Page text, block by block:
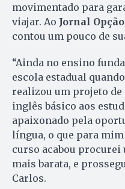
movimentado para
viajar. Ao Jornal Opção
contou um pouco de
“Ainda no ensino
escola estadual
realizou um projeto de
inglês básico aos
apaixonado pela
língua, o que para
curso acabou procurei
mais barata, e
Carlos.